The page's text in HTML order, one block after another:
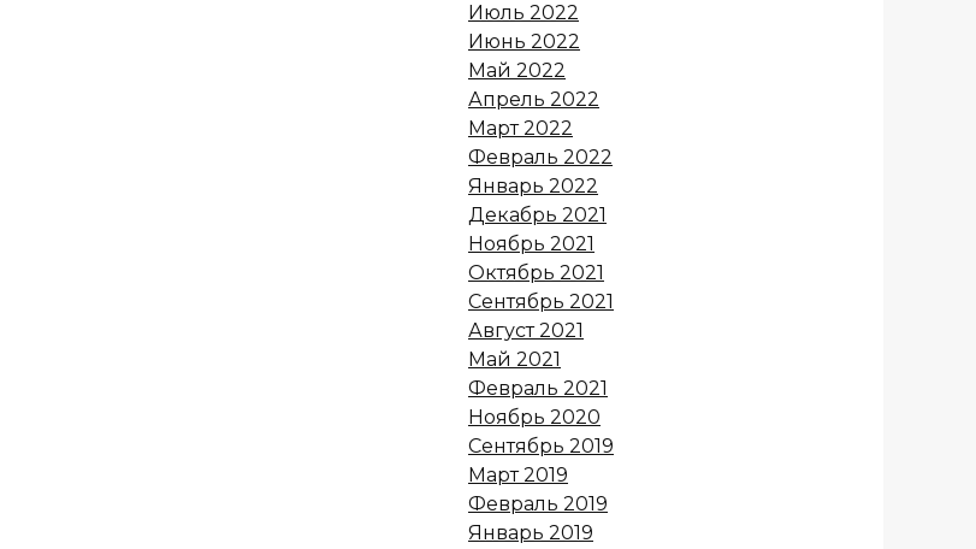
Июль 2022
Июнь 2022
Май 2022
Апрель 2022
Март 2022
Февраль 2022
Январь 2022
Декабрь 2021
Ноябрь 2021
Октябрь 2021
Сентябрь 2021
Август 2021
Май 2021
Февраль 2021
Ноябрь 2020
Сентябрь 2019
Март 2019
Февраль 2019
Январь 2019